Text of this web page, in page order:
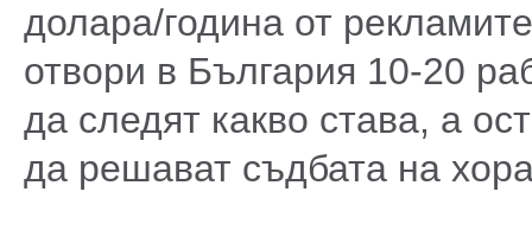
долара/година от
отвори в България 10-20
да следят какво става, а
да решават съдбата на